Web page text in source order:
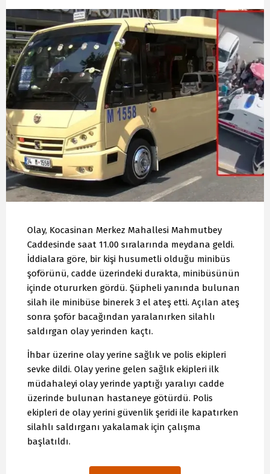
Olay, Kocasinan Merkez Mahallesi Mahmutbey
Caddesinde saat 11.00 sıralarında meydana geldi.
İddialara göre, bir kişi husumetli olduğu minibüs
şoförünü, cadde üzerindeki durakta, minibüsünün
içinde otururken gördü. Şüpheli yanında bulunan
silah ile minibüse binerek 3 el ateş etti. Açılan ateş
sonra şoför bacağından yaralanırken silahlı
saldırgan olay yerinden kaçtı.
İhbar üzerine olay yerine sağlık ve polis ekipleri
sevke dildi. Olay yerine gelen sağlık ekipleri ilk
müdahaleyi olay yerinde yaptığı yaralıyı cadde
üzerinde bulunan hastaneye götürdü. Polis
ekipleri de olay yerini güvenlik şeridi ile kapatırken
silahlı saldırganı yakalamak için çalışma
başlatıldı.